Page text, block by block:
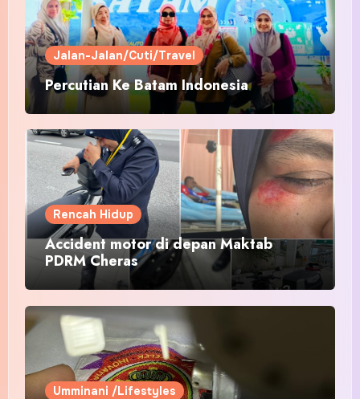
Jalan-Jalan/Cuti/Travel
Percutian Ke Batam Indonesia
Rencah Hidup
Accident motor di depan Maktab
PDRM Cheras
Umminani /Lifestyles